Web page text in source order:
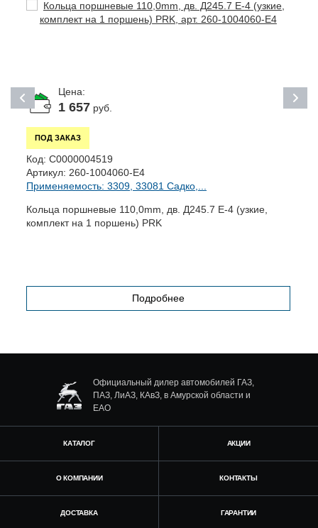
Цена:
1 657руб.
ПОД ЗАКАЗ
Код: С0000004519
Артикул: 260-1004060-E4
Применяемость: 3309, 33081 Садко,...
Кольца поршневые 110,0mm, дв. Д245.7 E-4 (узкие,
комплект на 1 поршень) PRK
Подробнее
Официальный дилер автомобилей ГАЗ,
ПАЗ, ЛиАЗ, КАвЗ, в Амурской области и
ЕАО
КАТАЛОГ АКЦИИ
О КОМПАНИИ КОНТАКТЫ
ДОСТАВКА ГАРАНТИИ